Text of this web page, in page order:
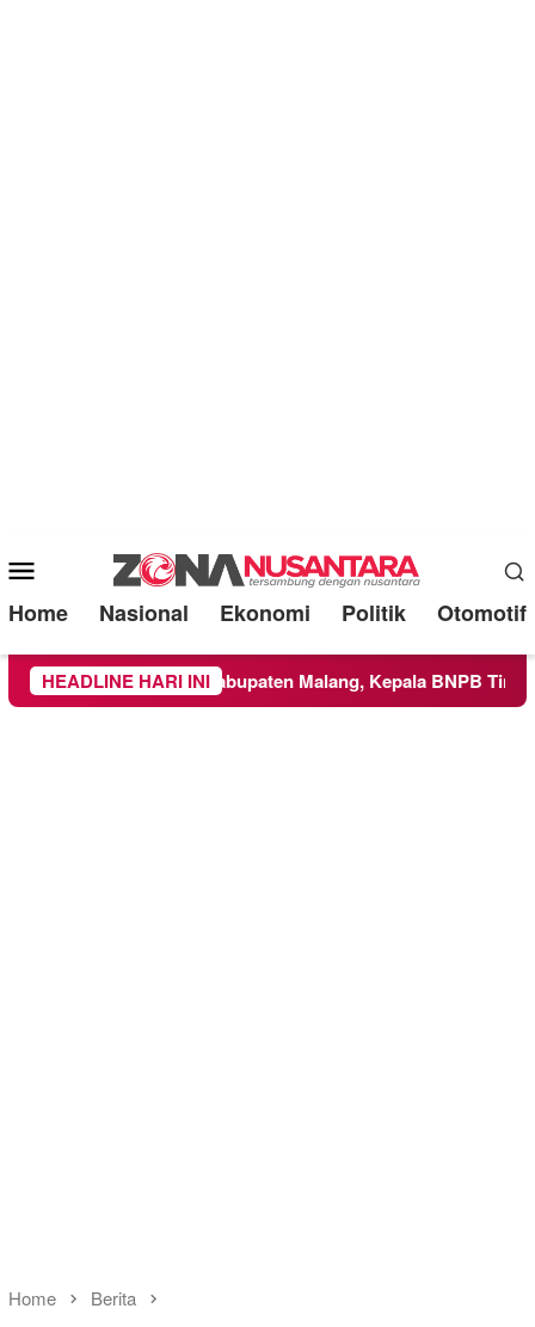
Mobile
Menu
Home Nasional Ekonomi Politik Otomotif
HEADLINE HARI INI
ke Wilayah Kabupaten Malang, Kepala BNPB Tinjau
Home Berita